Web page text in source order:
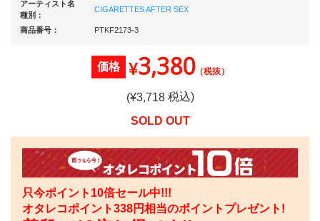
アーティスト名
種別：
CIGARETTES AFTER SEX
商品番号： PTKF2173-3
価格 ¥3,380（税抜）
(¥3,718税込)
SOLD OUT
只今ポイント10倍セール中!!!
オタレコポイント338円相当のポイントプレゼント!